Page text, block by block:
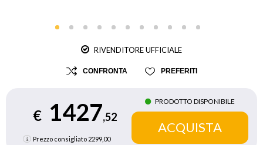
RIVENDITORE UFFICIALE
CONFRONTA PREFERITI
€ 1427,52
Prezzo consigliato 2299,00
PRODOTTO DISPONIBILE